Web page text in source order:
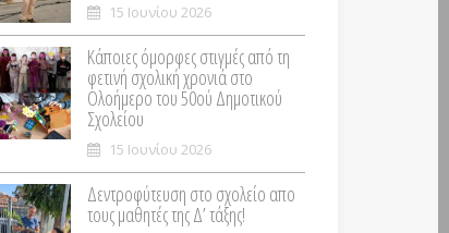
15 Ιουνίου 2026
Κάποιες όμορφες στιγμές από τη
φετινή σχολική χρονιά στο
Ολοήμερο του 50ού Δημοτικού
Σχολείου
15 Ιουνίου 2026
Δεντροφύτευση στο σχολείο απο
τους μαθητές της Δ’ τάξης!